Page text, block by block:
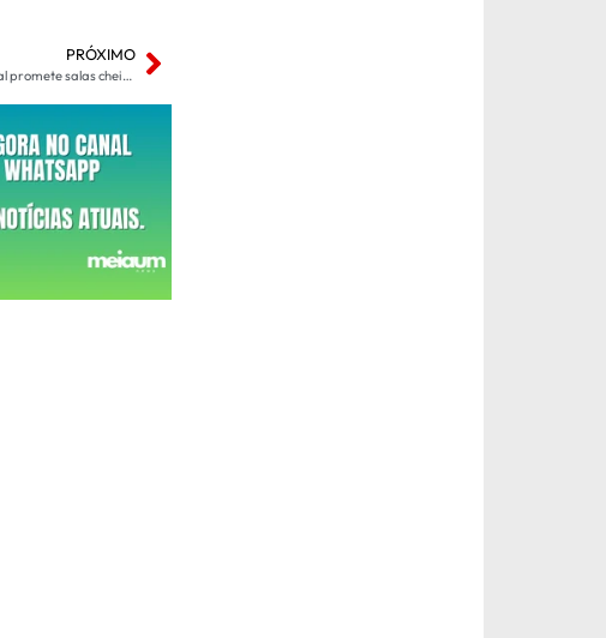
PRÓXIMO
Cinema por R$ 10: evento nacional promete salas cheias e promoções exclusivas